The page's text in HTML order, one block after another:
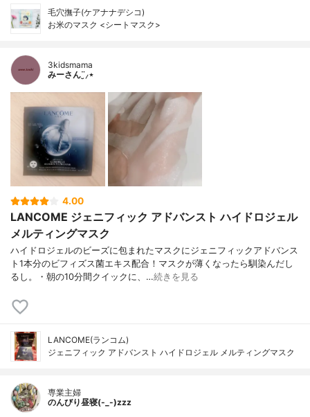
毛穴撫子(ケアナナデシコ)
お米のマスク <シートマスク>
3kidsmama
みーさん¨̮⸝⋆
4.00
LANCOME ジェニフィック アドバンスト ハイドロジェル
メルティングマスク
ハイドロジェルのビーズに包まれたマスクにジェニフィックアドバンス
ト1本分のビフィズス菌エキス配合！マスクが薄くなったら馴染んだし
るし。・朝の10分間クイックに、…続きを見る
LANCOME(ランコム)
ジェニフィック アドバンスト ハイドロジェル メルティングマスク
専業主婦
のんびり昼寝(-_-)zzz